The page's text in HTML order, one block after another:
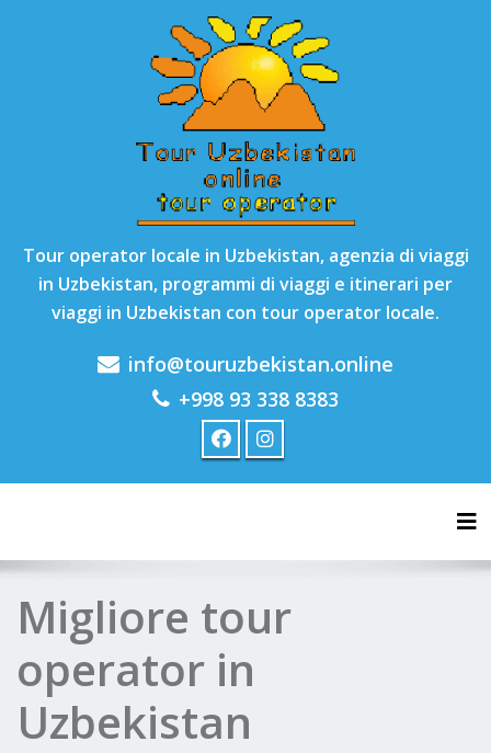
Tour operator locale in Uzbekistan, agenzia di viaggi
in Uzbekistan, programmi di viaggi e itinerari per
viaggi in Uzbekistan con tour operator locale.
info@touruzbekistan.online
+998 93 338 8383
Migliore tour
operator in
Uzbekistan